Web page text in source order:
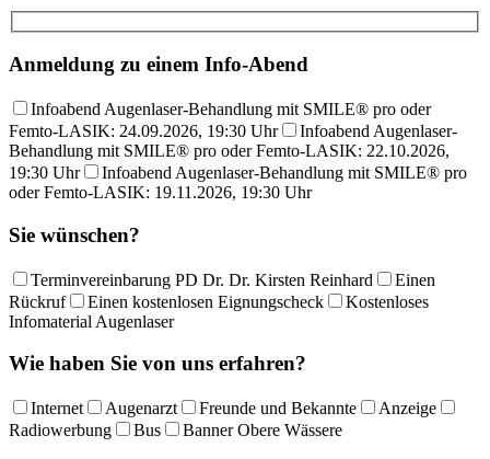
Anmeldung zu einem Info-Abend
Infoabend Augenlaser-Behandlung mit SMILE® pro oder
Femto-LASIK: 24.09.2026, 19:30 Uhr
Infoabend Augenlaser-
Behandlung mit SMILE® pro oder Femto-LASIK: 22.10.2026,
19:30 Uhr
Infoabend Augenlaser-Behandlung mit SMILE® pro
oder Femto-LASIK: 19.11.2026, 19:30 Uhr
Sie wünschen?
Terminvereinbarung PD Dr. Dr. Kirsten Reinhard
Einen
Rückruf
Einen kostenlosen Eignungscheck
Kostenloses
Infomaterial Augenlaser
Wie haben Sie von uns erfahren?
Internet Augenarzt Freunde und Bekannte
Anzeige
Radiowerbung
Bus Banner Obere Wässere